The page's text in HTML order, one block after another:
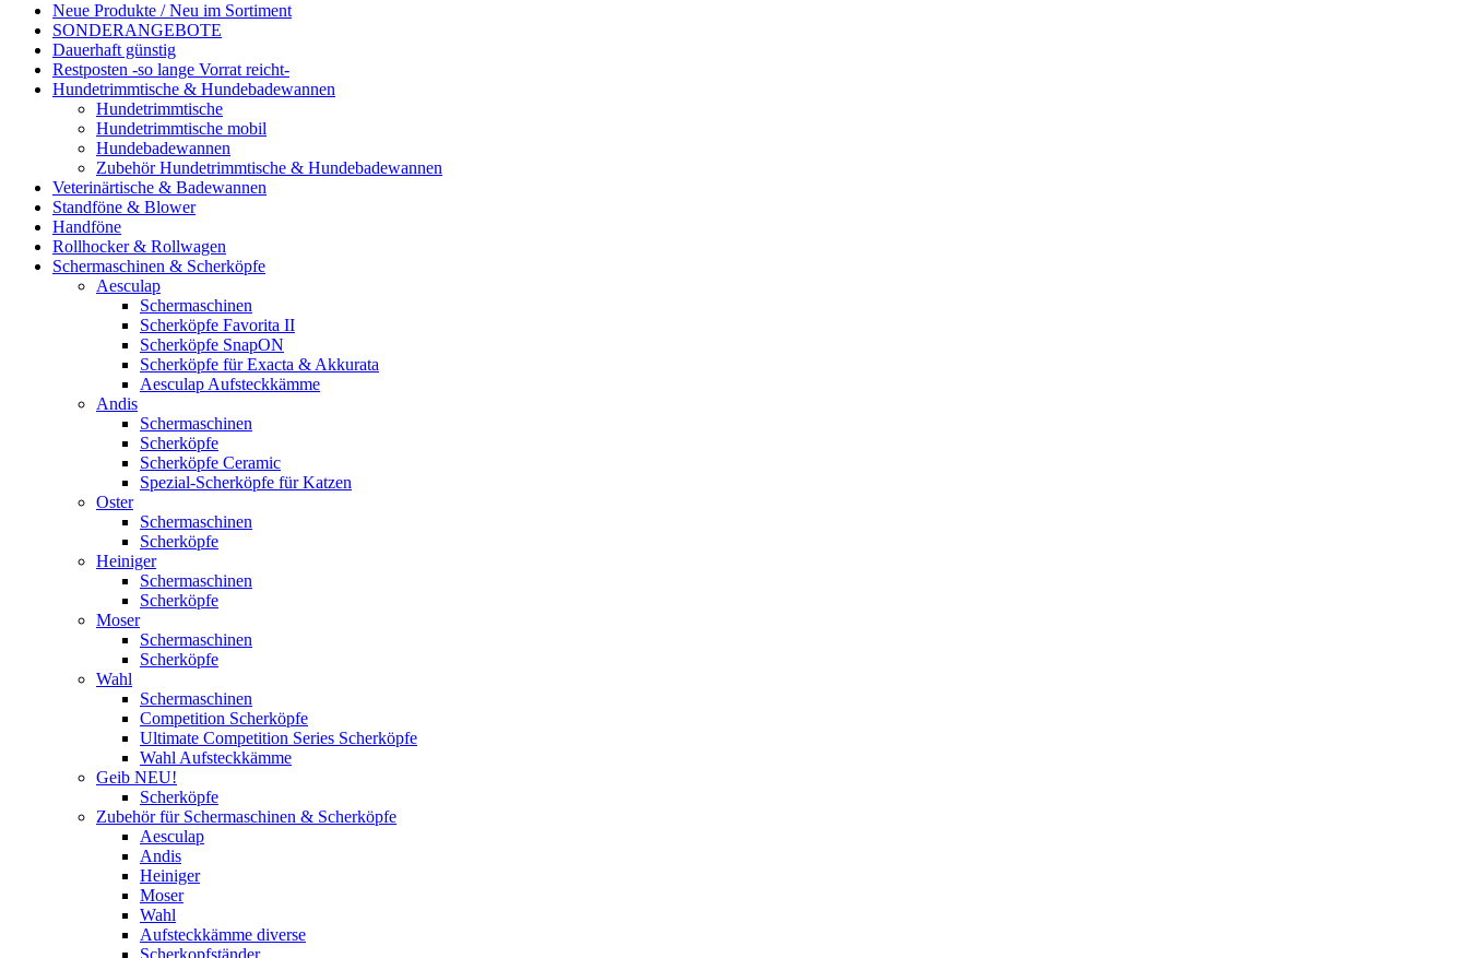
Neue Produkte / Neu im Sortiment
SONDERANGEBOTE
Dauerhaft günstig
Restposten -so lange Vorrat reicht-
Hundetrimmtische & Hundebadewannen
Hundetrimmtische
Hundetrimmtische mobil
Hundebadewannen
Zubehör Hundetrimmtische & Hundebadewannen
Veterinärtische & Badewannen
Standföne & Blower
Handföne
Rollhocker & Rollwagen
Schermaschinen & Scherköpfe
Aesculap
Schermaschinen
Scherköpfe Favorita II
Scherköpfe SnapON
Scherköpfe für Exacta & Akkurata
Aesculap Aufsteckkämme
Andis
Schermaschinen
Scherköpfe
Scherköpfe Ceramic
Spezial-Scherköpfe für Katzen
Oster
Schermaschinen
Scherköpfe
Heiniger
Schermaschinen
Scherköpfe
Moser
Schermaschinen
Scherköpfe
Wahl
Schermaschinen
Competition Scherköpfe
Ultimate Competition Series Scherköpfe
Wahl Aufsteckkämme
Geib NEU!
Scherköpfe
Zubehör für Schermaschinen & Scherköpfe
Aesculap
Andis
Heiniger
Moser
Wahl
Aufsteckkämme diverse